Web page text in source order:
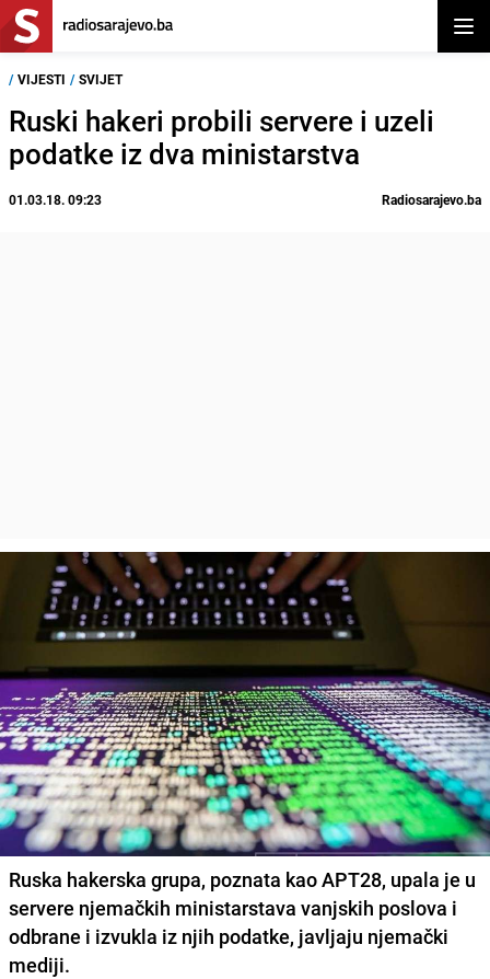
/ VIJESTI / SVIJET
Ruski hakeri probili servere i uzeli
podatke iz dva ministarstva
01.03.18. 09:23 Radiosarajevo.ba
Ruska hakerska grupa, poznata kao APT28, upala je u
servere njemačkih ministarstava vanjskih poslova i
odbrane i izvukla iz njih podatke, javljaju njemački
mediji.